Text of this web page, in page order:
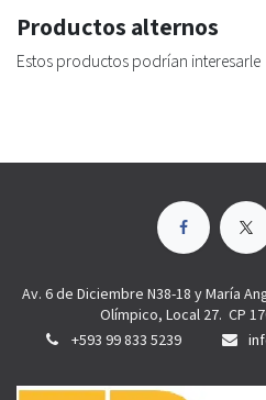
Productos alternos
Estos productos podrían interesarle
Av. 6 de Diciembre N38-18 y María
Olímpico, Local 27. CP
+593 99 833 5239